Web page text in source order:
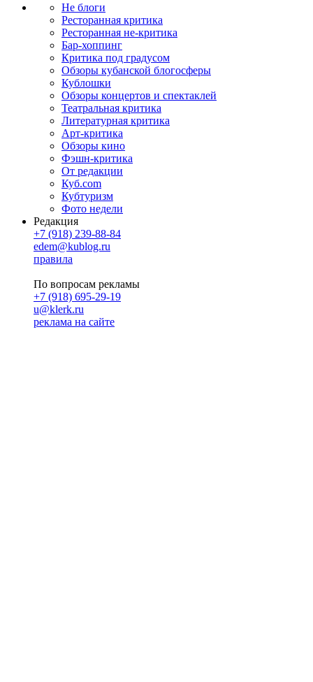
Не блоги
Ресторанная критика
Ресторанная не-критика
Бар-хоппинг
Критика под градусом
Обзоры кубанской блогосферы
Кублошки
Обзоры концертов и спектаклей
Театральная критика
Литературная критика
Арт-критика
Обзоры кино
Фэшн-критика
От редакции
Куб.com
Кубтуризм
Фото недели
Редакция
+7 (918) 239-88-84
edem@kublog.ru
правила
По вопросам рекламы
+7 (918) 695-29-19
u@klerk.ru
реклама на сайте